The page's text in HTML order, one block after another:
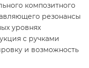
композитного
резонансы
уровнях
с ручками
и возможность